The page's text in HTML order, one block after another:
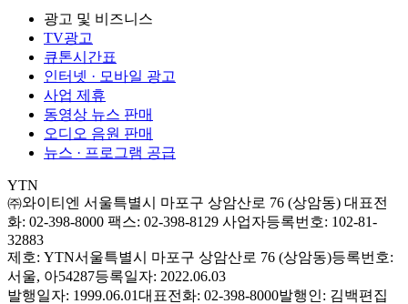
광고 및 비즈니스
TV광고
큐톤시간표
인터넷 · 모바일 광고
사업 제휴
동영상 뉴스 판매
오디오 음원 판매
뉴스 · 프로그램 공급
YTN
㈜와이티엔 서울특별시 마포구 상암산로 76 (상암동) 대표전
화: 02-398-8000 팩스: 02-398-8129 사업자등록번호: 102-81-
32883
제호: YTN서울특별시 마포구 상암산로 76 (상암동)등록번호:
서울, 아54287등록일자: 2022.06.03
발행일자: 1999.06.01대표전화: 02-398-8000발행인: 김백편집